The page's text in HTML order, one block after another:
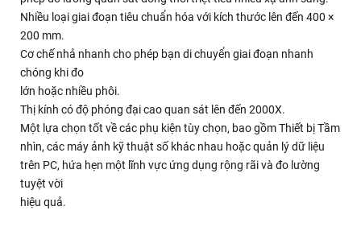
Nhiều loại giai đoạn tiêu chuẩn hóa với kích thước lên đến 400 ×
200 mm.
Cơ chế nhả nhanh cho phép bạn di chuyển giai đoạn nhanh
chóng khi đo
lớn hoặc nhiều phôi.
Thị kính có độ phóng đại cao quan sát lên đến 2000X.
Một lựa chọn tốt về các phụ kiện tùy chọn, bao gồm Thiết bị Tầm
nhìn, các máy ảnh kỹ thuật số khác nhau hoặc quản lý dữ liệu
trên PC, hứa hẹn một lĩnh vực ứng dụng rộng rãi và đo lường
tuyệt vời
hiệu quả.